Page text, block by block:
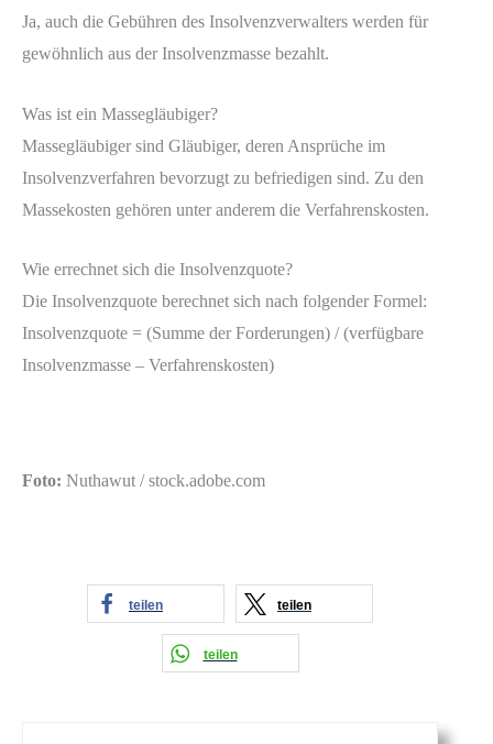
Ja, auch die Gebühren des Insolvenzverwalters werden für
gewöhnlich aus der Insolvenzmasse bezahlt.
Was ist ein Massegläubiger?
Massegläubiger sind Gläubiger, deren Ansprüche im
Insolvenzverfahren bevorzugt zu befriedigen sind. Zu den
Massekosten gehören unter anderem die Verfahrenskosten.
Wie errechnet sich die Insolvenzquote?
Die Insolvenzquote berechnet sich nach folgender Formel:
Insolvenzquote = (Summe der Forderungen) / (verfügbare
Insolvenzmasse – Verfahrenskosten)
Foto: Nuthawut / stock.adobe.com
teilen teilen
teilen